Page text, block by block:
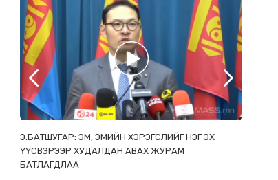
Э.БАТШУГАР: ЭМ, ЭМИЙН ХЭРЭГСЛИЙГ НЭГ ЭХ
ҮҮСВЭРЭЭР ХУДАЛДАН АВАХ ЖУРАМ
БАТЛАГДЛАА